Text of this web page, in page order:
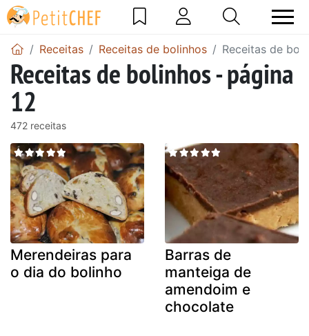
Receitas Receitas de bolinhos Receitas de
Receitas de bolinhos - página
12
472 receitas
Merendeiras para
o dia do bolinho
Barras de
manteiga de
amendoim e
chocolate